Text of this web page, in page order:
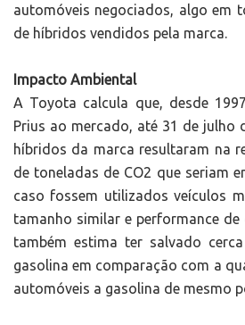
automóveis negociados, algo em
de híbridos vendidos pela marca.
Impacto Ambiental
A Toyota calcula que, desde
Prius ao mercado, até 31 de julho
híbridos da marca resultaram na
de toneladas de CO2 que seriam
caso fossem utilizados veículos
tamanho similar e performance de
também estima ter salvado
gasolina em comparação com a
automóveis a gasolina de mesmo